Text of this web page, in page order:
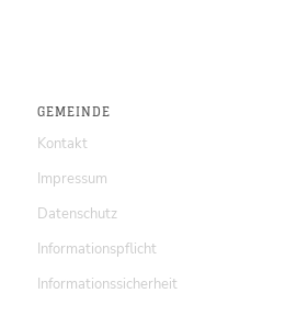
GEMEINDE
Kontakt
Impressum
Datenschutz
Informationspflicht
Informationssicherheit